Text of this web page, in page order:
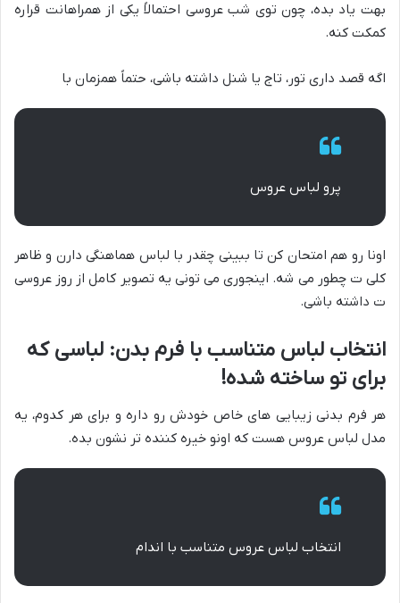
بهت یاد بده، چون توی شب عروسی احتمالاً یکی از همراهانت قراره
کمکت کنه.
اگه قصد داری تور، تاج یا شنل داشته باشی، حتماً همزمان با
پرو لباس عروس
اونا رو هم امتحان کن تا ببینی چقدر با لباس هماهنگی دارن و ظاهر
کلی ت چطور می شه. اینجوری می تونی یه تصویر کامل از روز عروسی
ت داشته باشی.
انتخاب لباس متناسب با فرم بدن: لباسی که
برای تو ساخته شده!
هر فرم بدنی زیبایی های خاص خودش رو داره و برای هر کدوم، یه
مدل لباس عروس هست که اونو خیره کننده تر نشون بده.
انتخاب لباس عروس متناسب با اندام